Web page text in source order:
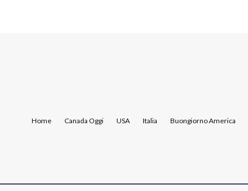
Home Canada Oggi USA Italia Buongiorno America